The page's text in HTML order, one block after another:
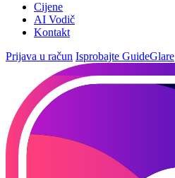
Cijene
AI Vodič
Kontakt
Prijava u račun Isprobajte GuideGlare